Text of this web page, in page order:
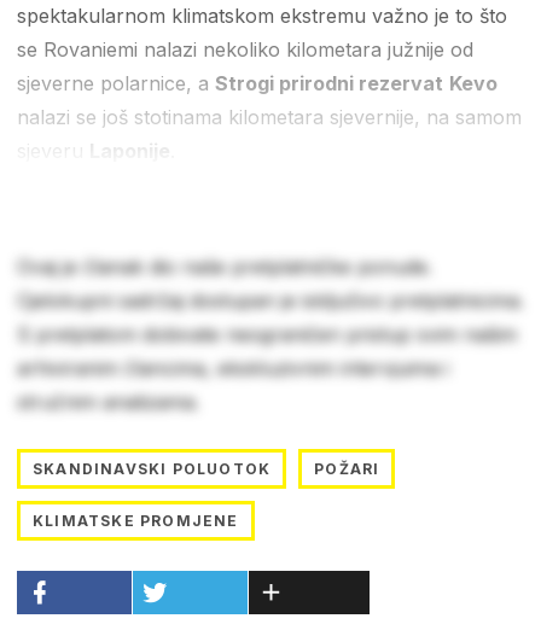
spektakularnom klimatskom ekstremu važno je to što
se Rovaniemi nalazi nekoliko kilometara južnije od
sjeverne polarnice, a Strogi prirodni rezervat Kevo
nalazi se još stotinama kilometara sjevernije, na samom
Laponije
Ovaj je članak dio naše pretplatničke ponude.
Cjelokupni sadržaj dostupan je isključivo pretplatnicima.
S pretplatom dobivate neograničen pristup svim našim
arhiviranim člancima, ekskluzivnim intervjuima i
stručnim analizama.
SKANDINAVSKI POLUOTOK POŽARI
KLIMATSKE PROMJENE